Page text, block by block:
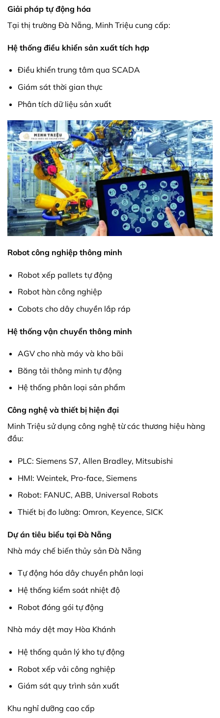
Giải pháp tự động hóa
Tại thị trường Đà Nẵng, Minh Triệu cung cấp:
Hệ thống điều khiển sản xuất tích hợp
Điều khiển trung tâm qua SCADA
Giám sát thời gian thực
Phân tích dữ liệu sản xuất
Robot công nghiệp thông minh
Robot xếp pallets tự động
Robot hàn công nghiệp
Cobots cho dây chuyền lắp ráp
Hệ thống vận chuyển thông minh
AGV cho nhà máy và kho bãi
Băng tải thông minh tự động
Hệ thống phân loại sản phẩm
Công nghệ và thiết bị hiện đại
Minh Triệu sử dụng công nghệ từ các thương hiệu hàng
đầu:
PLC: Siemens S7, Allen Bradley, Mitsubishi
HMI: Weintek, Pro-face, Siemens
Robot: FANUC, ABB, Universal Robots
Thiết bị đo lường: Omron, Keyence, SICK
Dự án tiêu biểu tại Đà Nẵng
Nhà máy chế biến thủy sản Đà Nẵng
Tự động hóa dây chuyền phân loại
Hệ thống kiểm soát nhiệt độ
Robot đóng gói tự động
Nhà máy dệt may Hòa Khánh
Hệ thống quản lý kho tự động
Robot xếp vải công nghiệp
Giám sát quy trình sản xuất
Khu nghỉ dưỡng cao cấp